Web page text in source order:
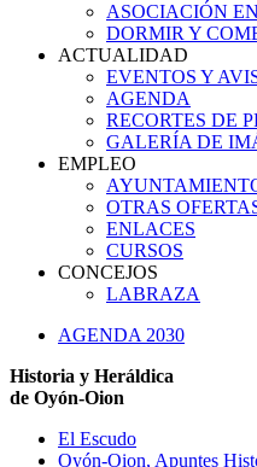
ASOCIACIÓN
DORMIR Y
ACTUALIDAD
EVENTOS Y
AGENDA
RECORTES DE
GALERÍA DE
EMPLEO
OTRAS
ENLACES
CURSOS
CONCEJOS
LABRAZA
AGENDA 2030
Historia y Heráldica
de Oyón-Oion
El Escudo
Oyón-Oion, Apuntes